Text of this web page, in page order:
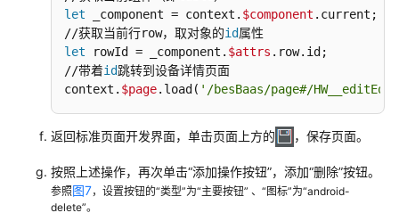
页
面
组
件
的
互
如
let _component = context. $component .current;
//获取当前行row，取对象的id
let rowId = _component. $attrs .row.id;
//带着id跳转到设备详情页面
context. $page.load( '/besBaas/page#/
返回标准页面开发界面，单击页面上方的 ，保存页面。
按照上述操作，再次单击“添加操作按钮”，添加“删除”按钮。
参照图7，设置按钮的“类型”为“主要按钮” 、“图标”为“android-
delete”。